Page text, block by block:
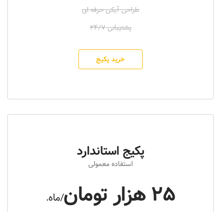
طراحی آیکن حرفه ای
پشتیبانی 24/7
خرید پکیج
پکیج استاندارد
استفاده معمولی
25 هزار تومان /ماه.